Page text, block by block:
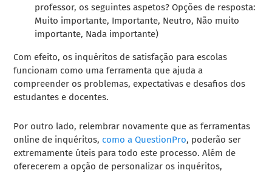
professor, os seguintes aspetos? Opções de resposta:
Muito importante, Importante, Neutro, Não muito
importante, Nada importante)
Com efeito, os inquéritos de satisfação para escolas
funcionam como uma ferramenta que ajuda a
compreender os problemas, expectativas e desafios dos
estudantes e docentes.
Por outro lado, relembrar novamente que as ferramentas
online de inquéritos, como a QuestionPro, poderão ser
extremamente úteis para todo este processo. Além de
oferecerem a opção de personalizar os inquéritos,